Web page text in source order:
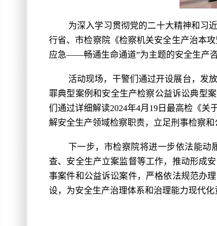
为深入学习贯彻党的二十大精神和习
行省、市检察院《检察机关安全生产治本
应急——畅通生命通道”为主题的安全生产
活动现场，干警们通过开设展台，发
罪典型案例和安全生产检察公益诉讼典型
们通过详细解读2024年4月19日最高检《
解安全生产领域检察职责，立足刑事检察
下一步，市检察院将进一步依法能动
查、安全生产立案监督等工作，推动形成
事案件和公益诉讼案件，严格依法规范办
设，为安全生产治理体系和治理能力现代